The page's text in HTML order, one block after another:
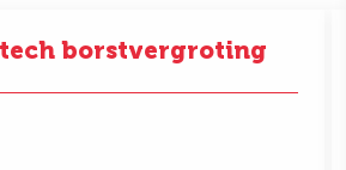
borstvergroting